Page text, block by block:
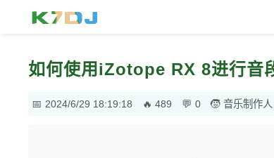
如何使用iZotope RX 8进行音
2024/6/29 18:19:18 489 0 音乐制作人